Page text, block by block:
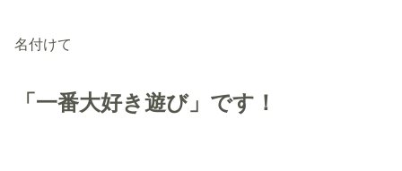
名付けて
「一番大好き遊び」です！